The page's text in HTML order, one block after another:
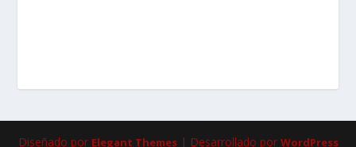
Diseñado por Elegant Themes| Desarrollado por WordPress